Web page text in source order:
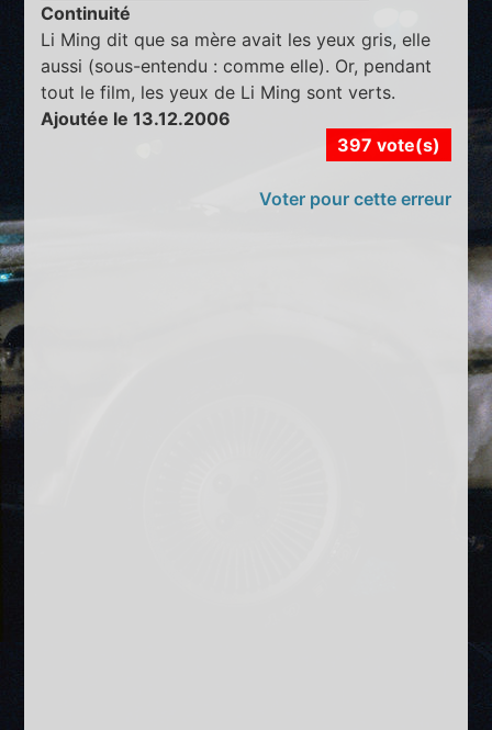
Continuité
Li Ming dit que sa mère avait les yeux gris, elle
aussi (sous-entendu : comme elle). Or, pendant
tout le film, les yeux de Li Ming sont verts.
Ajoutée le 13.12.2006
397 vote(s)
Voter pour cette erreur